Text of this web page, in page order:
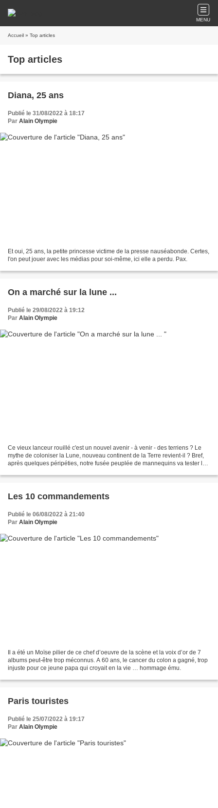
MENU
Accueil » Top articles
Top articles
Diana, 25 ans
Publié le 31/08/2022 à 18:17
Par Alain Olympie
Et oui, 25 ans, la petite princesse victime de la presse nauséabonde. Certes,
l'on peut jouer avec les médias pour soi-même, ici elle a perdu. Pax.
On a marché sur la lune ...
Publié le 29/08/2022 à 19:12
Par Alain Olympie
Ce vieux lanceur rouillé c'est un nouvel avenir - à venir - des terriens ? Le
mythe de coloniser la Lune, nouveau continent de la Terre revient-il ? Bref,
après quelques péripéties, notre fusée peuplée de mannequins va tester le
Les 10 commandements
Publié le 06/08/2022 à 21:40
Par Alain Olympie
Il a été un Moïse pilier de ce chef d’oeuvre de la scène et la voix d’or de 7
albums peut-être trop méconnus. A 60 ans, le cancer du colon a gagné, trop
injuste pour ce jeune papa qui croyait en la vie … hommage ému.
Paris touristes
Publié le 25/07/2022 à 19:17
Par Alain Olympie